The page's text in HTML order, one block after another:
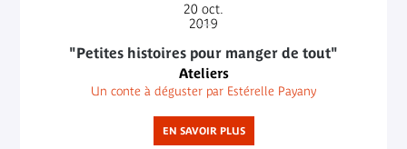
20 oct.
2019
"Petites histoires pour manger de tout"
Ateliers
Un conte à déguster par Estérelle Payany
EN SAVOIR PLUS